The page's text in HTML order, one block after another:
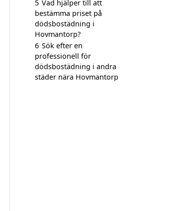
5 Vad hjälper till att
bestämma priset på
dödsbostädning i
Hovmantorp?
6 Sök efter en
professionell för
dödsbostädning i andra
städer nära Hovmantorp